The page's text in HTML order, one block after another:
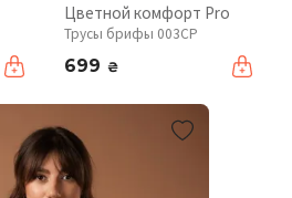
Цветной комфорт Pro
Трусы брифы 003CP
699 ₴